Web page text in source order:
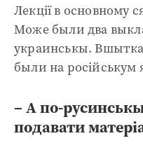
Лекції в основному
Може были два
украинськы.
были на російськум
– А по-
подавати